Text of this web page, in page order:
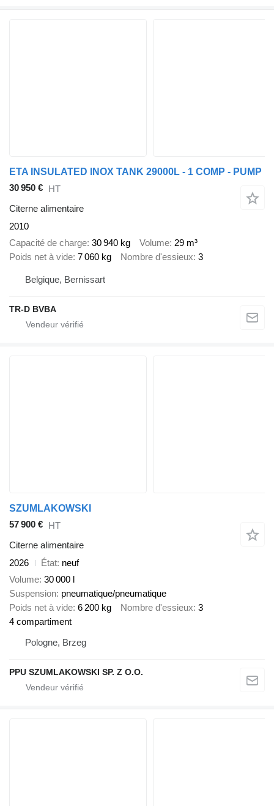
ETA INSULATED INOX TANK 29000L - 1 COMP - PUMP
30 950 € HT
Citerne alimentaire
2010
Capacité de charge 30 940 kg Volume 29 m³
Poids net à vide 7 060 kg Nombre d'essieux 3
Belgique, Bernissart
TR-D BVBA
SZUMLAKOWSKI
57 900 € HT
Citerne alimentaire
2026
État neuf
Volume 30 000 l
Suspension pneumatique/pneumatique
Poids net à vide 6 200 kg Nombre d'essieux 3
4 compartiment
Pologne, Brzeg
PPU SZUMLAKOWSKI SP. Z O.O.